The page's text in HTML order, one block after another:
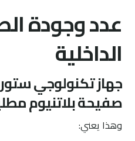
عدد وجودة
الداخلية
صفيحة بلاتنيوم
وهذا يعني: